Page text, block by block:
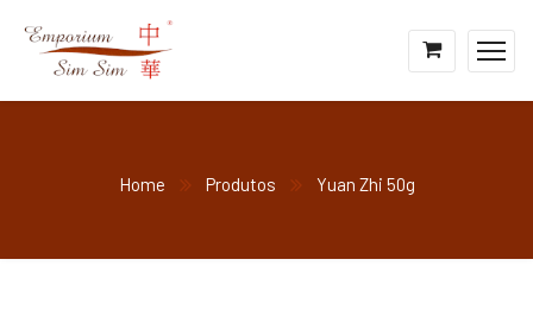
Home Produtos Yuan Zhi 50g